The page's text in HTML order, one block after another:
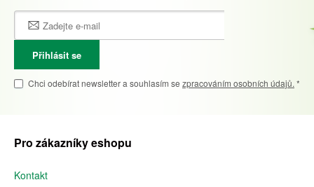
Přihlásit se
Chci odebírat newsletter a souhlasím se zpracováním osobních údajů. *
Pro zákazníky eshopu
Kontakt